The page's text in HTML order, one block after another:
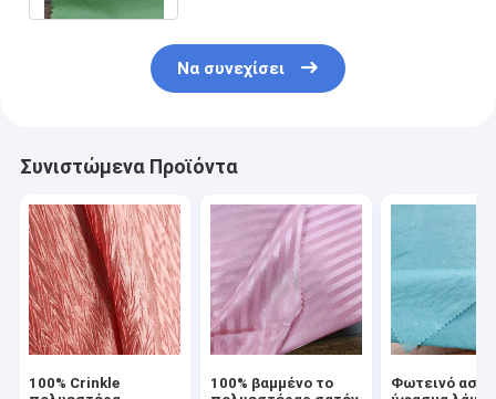
Να συνεχίσει
Συνιστώμενα Προϊόντα
100% Crinkle
100% βαμμένο το
Φωτεινό